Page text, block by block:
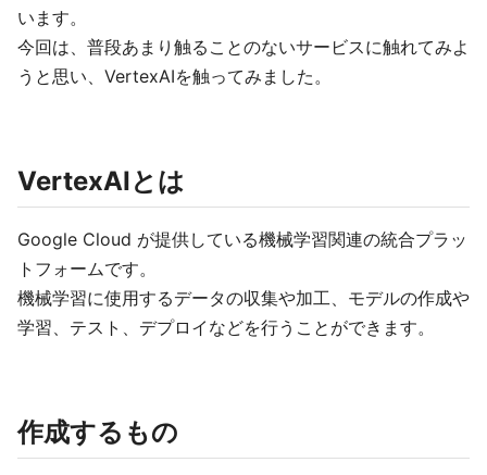
います。
今回は、普段あまり触ることのないサービスに触れてみよ
うと思い、VertexAIを触ってみました。
VertexAIとは
Google Cloud が提供している機械学習関連の統合プラッ
トフォームです。
機械学習に使用するデータの収集や加工、モデルの作成や
学習、テスト、デプロイなどを行うことができます。
作成するもの